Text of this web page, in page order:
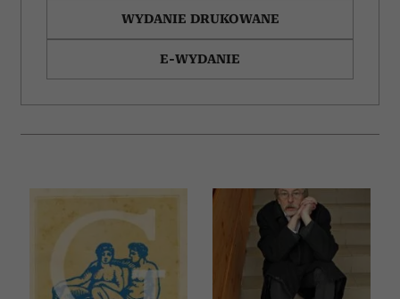
WYDANIE DRUKOWANE
E-WYDANIE